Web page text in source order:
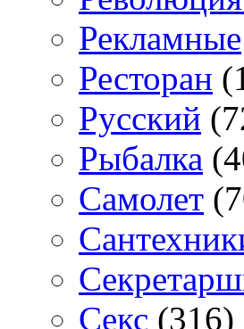
Рекламные
Ресторан
Русский
Рыбалка
Самолет
Секс (316)